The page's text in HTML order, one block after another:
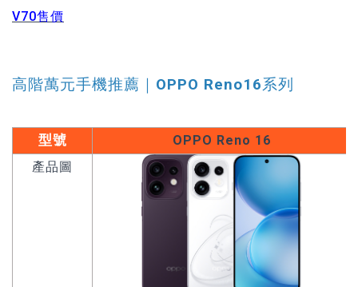
V70售價
高階萬元手機推薦｜ OPPO Reno16系列
型號
OPPO Reno 16
產品圖